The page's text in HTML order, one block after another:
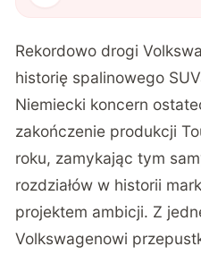
Rekordowo drogi
historię spalinowego
Niemiecki koncern
zakończenie produkcji
roku, zamykając tym
rozdziałów w historii
projektem ambicji. Z
Volkswagenowi